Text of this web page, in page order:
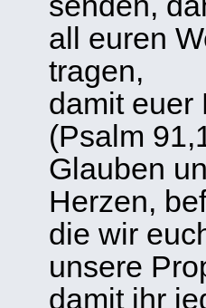
all euren
tragen,
damit euer
(Psalm
Glauben
Herzen,
die wir
unsere
damit ihr